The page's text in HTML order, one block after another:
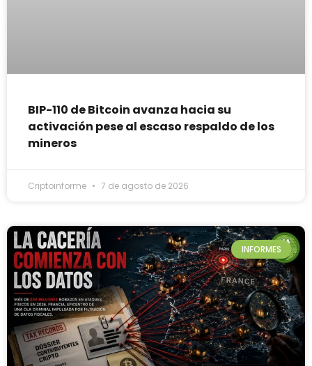
BIP-110 de Bitcoin avanza hacia su
activación pese al escaso respaldo de los
mineros
Criptoinforme 7 de agosto de 2026
INFORMES